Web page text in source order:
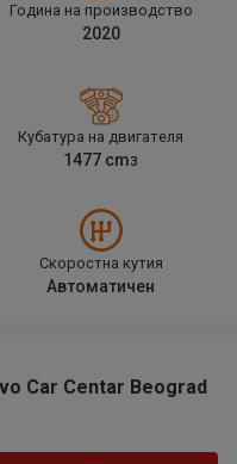
Година на производство
2020
Кубатура на двигателя
1477 cm3
Скоростна кутия
Автоматичен
Car Centar Beograd